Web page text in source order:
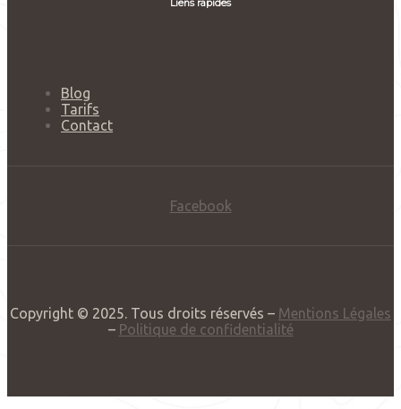
Liens rapides
Blog
Tarifs
Contact
Facebook
Copyright © 2025. Tous droits réservés – Mentions Légales
– Politique de confidentialité